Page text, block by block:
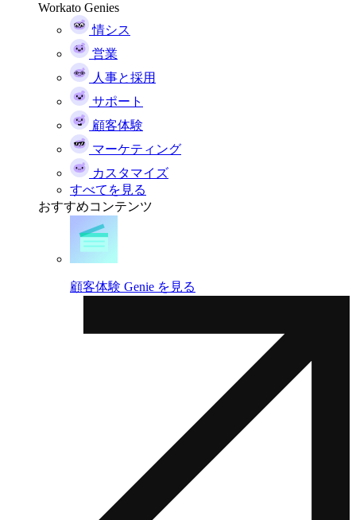
Workato Genies
情シス
営業
人事と採用
サポート
顧客体験
マーケティング
カスタマイズ
すべてを見る
おすすめコンテンツ
顧客体験 Genie を見る